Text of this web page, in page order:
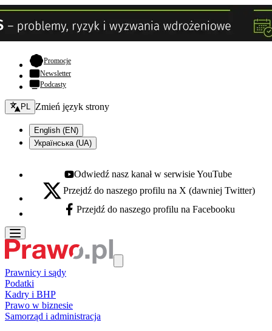
Promocje- otwiera się w nowej karcie
Newsletter
Podcasty
Zmień język - bieżący:
PL Zmień język strony
English (EN)
Українська (UA)
Youtube - otwiera się w nowej karcie
Odwiedź nasz kanał w serwisie YouTube
X - otwiera się w nowej karcie
Przejdź do naszego profilu na X (dawniej Twitter)
Facebook - otwiera się w nowej karcie
Przejdź do naszego profilu na Facebooku
Prawnicy i sądy
Podatki
Kadry i BHP
Prawo w biznesie
Samorząd i administracja